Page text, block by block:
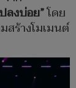
ลงบ่อย”โดย
สร้างโมเมนต์